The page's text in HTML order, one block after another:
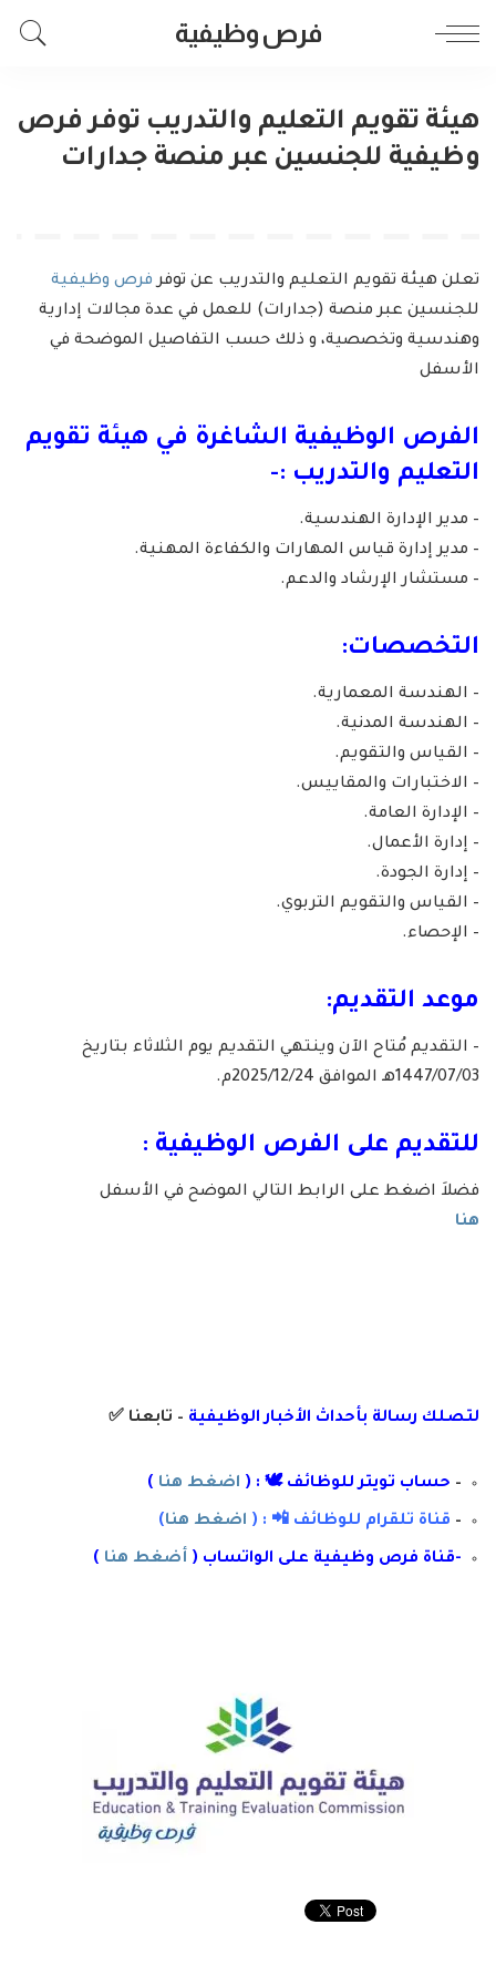
فرص وظيفية
هيئة تقويم التعليم والتدريب توفر فرص
وظيفية للجنسين عبر منصة جدارات
تعلن هيئة تقويم التعليم والتدريب عن توفرفرص وظيفية
للجنسين عبر منصة (جدارات) للعمل في عدة مجالات إدارية
وهندسية وتخصصية، و ذلك حسب التفاصيل الموضحة في
الأسفل
الفرص الوظيفية الشاغرة في هيئة تقويم
التعليم والتدريب :-
– مدير الإدارة الهندسية.
– مدير إدارة قياس المهارات والكفاءة المهنية.
– مستشار الإرشاد والدعم.
التخصصات:
– الهندسة المعمارية.
– الهندسة المدنية.
– القياس والتقويم.
– الاختبارات والمقاييس.
– الإدارة العامة.
– إدارة الأعمال.
– إدارة الجودة.
– القياس والتقويم التربوي.
– الإحصاء.
موعد التقديم:
– التقديم مُتاح الآن وينتهي التقديم يوم الثلاثاء بتاريخ
1447/07/03هـ الموافق 2025/12/24م.
للتقديم على الفرص الوظيفية :
فضلاَ اضغط على الرابط التالي الموضح في الأسفل
هنا
لتصلك رسالة بأحداث الأخبار الوظيفية – تابعنا ✅
– حساب تويتر للوظائف 🕊 : ( اضغط هنا )
– قناة تلقرام للوظائف 📲 : ( اضغط هنا)
-قناة فرص وظيفية على الواتساب ( أضغط هنا )